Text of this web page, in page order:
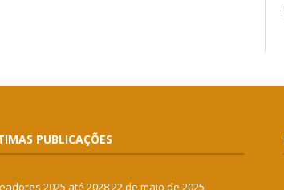
PUBLICAÇÕES
2025 até 202822 de maio de 2025